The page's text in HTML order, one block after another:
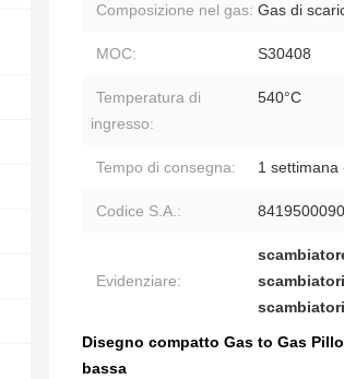
Composizione nel gas: Gas di
MOC: S30408
Temperatura di
ingresso:
540°C
Tempo di consegna: 1 settimana
Codice S.A.: 8419500090
Evidenziare:
Disegno compatto Gas to Gas
bassa